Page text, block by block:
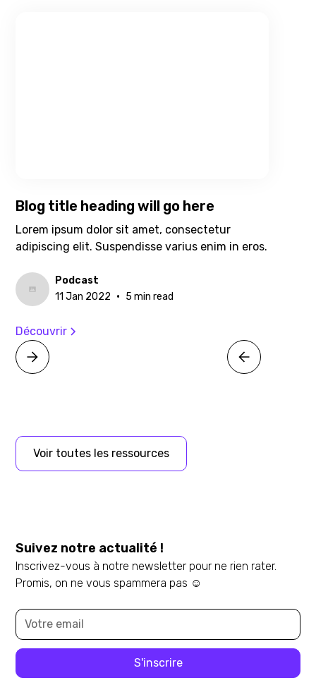
Blog title heading will go here
Lorem ipsum dolor sit amet, consectetur
adipiscing elit. Suspendisse varius enim in eros.
Podcast
11 Jan 2022 • 5 min read
Découvrir
Voir toutes les ressources
Suivez notre actualité !
Inscrivez-vous à notre newsletter pour ne rien rater.
Promis, on ne vous spammera pas ☺️